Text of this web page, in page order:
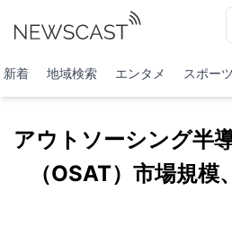
新着 地域検索 エンタメ スポーツ
アウトソーシング半
（OSAT）市場規